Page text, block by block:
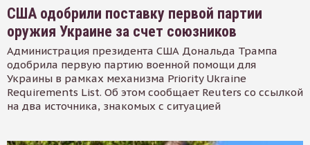
США одобрили поставку первой партии
оружия Украине за счет союзников
Администрация президента США Дональда Трампа
одобрила первую партию военной помощи для
Украины в рамках механизма Priority Ukraine
Requirements List. Об этом сообщает Reuters со ссылкой
на два источника, знакомых с ситуацией